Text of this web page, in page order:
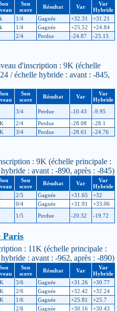
Son
score
Résultat Var
Var
Hybride
1/4 Gagnée +32.31
+31.21
1/4 Gagnée +25.52
+24.84
2/4 Perdue -24.87 -25.15
d'inscription : 9K (échelle
/ échelle hybride : avant : -845,
Son
score
Résultat Var
Var
Hybride
3/4 Perdue -10.43
-9.95
2/4 Perdue -28.08
-28.1
3/4 Perdue -28.61 -24.76
: 9K (échelle principale :
: avant : -890, après : -845)
Son
score
Résultat Var
Var
Hybride
2/5 Gagnée +31.65
+32
0/4 Gagnée +31.91
+33.06
1/5 Perdue -20.32 -19.72
Paris
: 11K (échelle principale :
: avant : -962, après : -890)
Son
score
Résultat Var
Var
Hybride
3/6 Gagnée +31.26
+30.77
2/6 Gagnée +32.42
+32.24
1/6 Gagnée +25.81
+25.7
2/6 Gagnée +30.16
+30.43